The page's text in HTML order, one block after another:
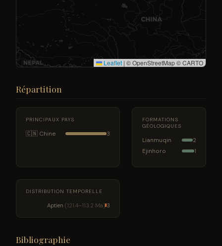
Leaflet | © OpenStreetMap © CARTO
Répartition
PRINCIPAUX PAYS
🇨🇳 Chine 3
FORMATIONS
GÉOLOGIQUES
Lianmuqin 2
Ejinhoro 1
DISTRIBUTION TEMPORELLE
Aptien (121.4–113.2 Ma) 3
Bibliographie